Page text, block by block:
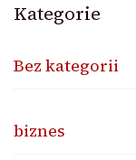
Kategorie
Bez kategorii
biznes